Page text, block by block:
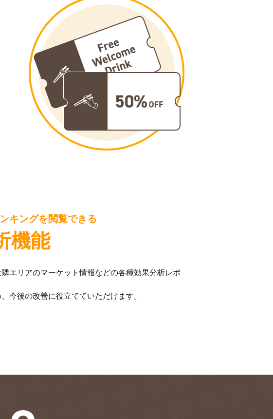
キングを閲覧できる
機能
エリアのマーケット情報などの各種効果分析レポ
今後の改善に役立てていただけます。